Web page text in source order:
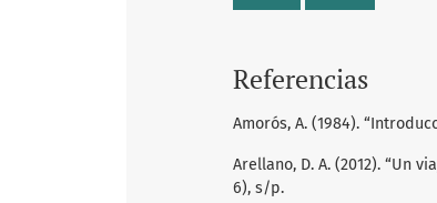
Referencias
Amorós, A. (1984).
Arellano, D. A. (2012). “Un
6), s/p.